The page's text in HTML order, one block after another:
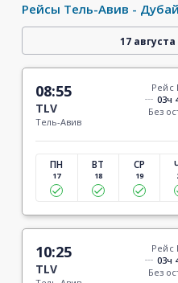
Рейсы Тель-Авив - Дубай
17 августа
08:55
TLV
Тель-Авив
Рейс
03ч
Без
ПН
17
ВТ
18
СР
19
10:25
TLV
Рейс
03ч
Без